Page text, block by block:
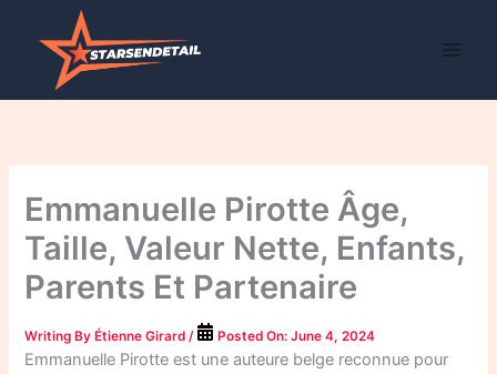
Emmanuelle Pirotte Âge,
Taille, Valeur Nette, Enfants,
Parents Et Partenaire
Writing ByÉtienne Girard / Posted On:June 4, 2024
Emmanuelle Pirotte est une auteure belge reconnue pour